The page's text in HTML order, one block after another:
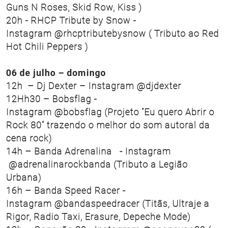
Guns N Roses, Skid Row, Kiss )
20h - RHCP Tribute by Snow -
Instagram @rhcptributebysnow ( Tributo ao Red
Hot Chili Peppers )
06 de julho – domingo
12h – Dj Dexter – Instagram @djdexter
12Hh30 – Bobsflag -
Instagram @bobsflag (Projeto “Eu quero Abrir o
Rock 80” trazendo o melhor do som autoral da
cena rock)
14h – Banda Adrenalina - Instagram
@adrenalinarockbanda (Tributo a Legião
Urbana)
16h – Banda Speed Racer -
Instagram @bandaspeedracer (Titãs, Ultraje a
Rigor, Radio Taxi, Erasure, Depeche Mode)